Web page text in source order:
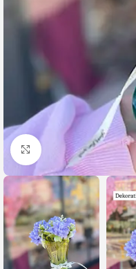
Büyütmek için